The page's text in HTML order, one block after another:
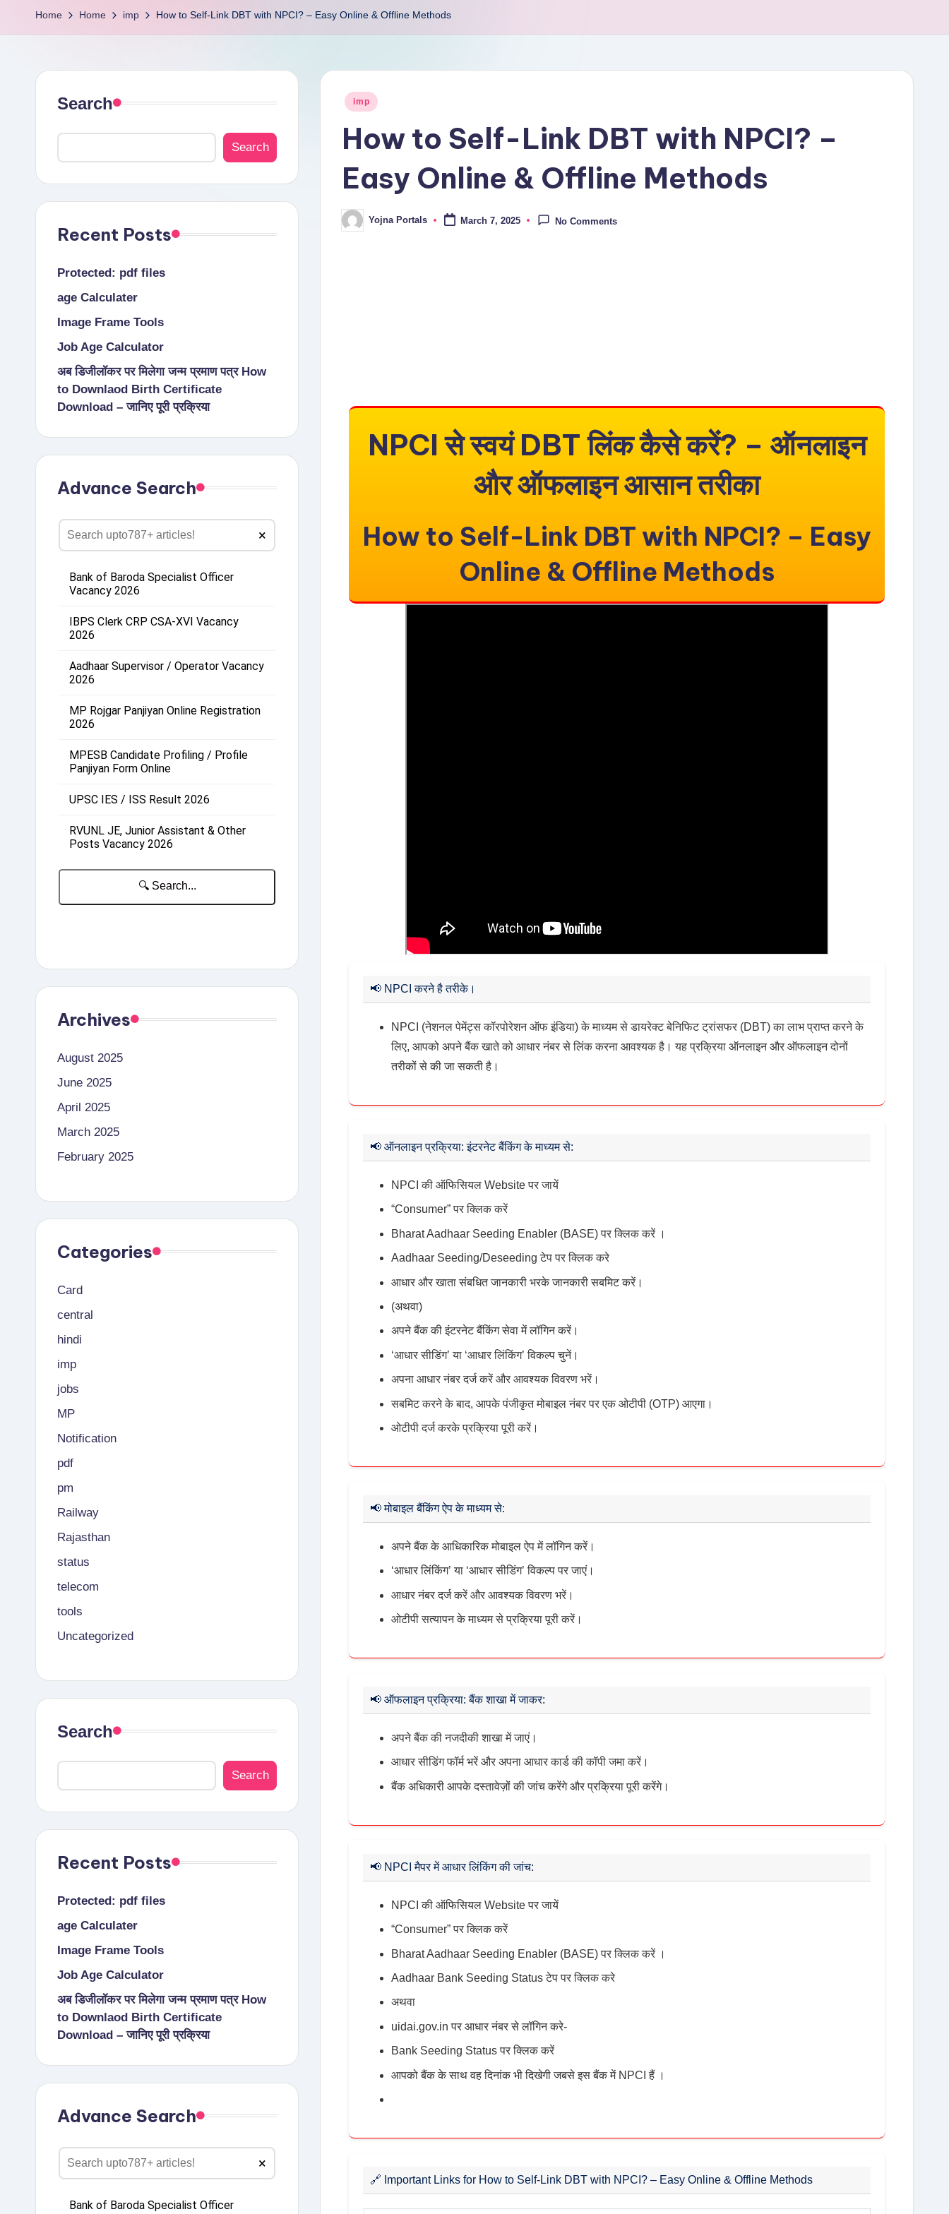
a
s
Home Home imp How to Self-Link DBT with NPCI? – Easy Online & Offline Methods
Posted
imp
How to Self-Link DBT with NPCI? –
Easy Online & Offline Methods
Posted
by
Yojna Portals March 7, 2025 No Comments
NPCI से स्वयं DBT लिंक कैसे करें? – ऑनलाइन
और ऑफलाइन आसान तरीका
How to Self-Link DBT with NPCI? – Easy
Online & Offline Methods
📢 NPCI करने है तरीके।
NPCI (नेशनल पेमेंट्स कॉरपोरेशन ऑफ इंडिया) के माध्यम से डायरेक्ट बेनिफिट ट्रांसफर (DBT) का लाभ प्राप्त करने के
लिए, आपको अपने बैंक खाते को आधार नंबर से लिंक करना आवश्यक है। यह प्रक्रिया ऑनलाइन और ऑफलाइन दोनों
तरीकों से की जा सकती है।
📢 ऑनलाइन प्रक्रिया: इंटरनेट बैंकिंग के माध्यम से:
NPCI की ऑफिसियल Website पर जायें
“Consumer” पर क्लिक करें
Bharat Aadhaar Seeding Enabler (BASE) पर क्लिक करें ।
Aadhaar Seeding/Deseeding टेप पर क्लिक करे
आधार और खाता संबधित जानकारी भरके जानकारी सबमिट करें।
(अथवा)
अपने बैंक की इंटरनेट बैंकिंग सेवा में लॉगिन करें।
‘आधार सीडिंग’ या ‘आधार लिंकिंग’ विकल्प चुनें।
अपना आधार नंबर दर्ज करें और आवश्यक विवरण भरें।
सबमिट करने के बाद, आपके पंजीकृत मोबाइल नंबर पर एक ओटीपी (OTP) आएगा।
ओटीपी दर्ज करके प्रक्रिया पूरी करें।
📢मोबाइल बैंकिंग ऐप के माध्यम से:
अपने बैंक के आधिकारिक मोबाइल ऐप में लॉगिन करें।
‘आधार लिंकिंग’ या ‘आधार सीडिंग’ विकल्प पर जाएं।
आधार नंबर दर्ज करें और आवश्यक विवरण भरें।
ओटीपी सत्यापन के माध्यम से प्रक्रिया पूरी करें।
📢 ऑफलाइन प्रक्रिया: बैंक शाखा में जाकर:
अपने बैंक की नजदीकी शाखा में जाएं।
आधार सीडिंग फॉर्म भरें और अपना आधार कार्ड की कॉपी जमा करें।
बैंक अधिकारी आपके दस्तावेज़ों की जांच करेंगे और प्रक्रिया पूरी करेंगे।
📢 NPCI मैपर में आधार लिंकिंग की जांच:
NPCI की ऑफिसियल Website पर जायें
“Consumer” पर क्लिक करें
Bharat Aadhaar Seeding Enabler (BASE) पर क्लिक करें ।
Aadhaar Bank Seeding Status टेप पर क्लिक करे
अथवा
uidai.gov.in पर आधार नंबर से लॉगिन करे-
Bank Seeding Status पर क्लिक करें
आपको बैंक के साथ वह दिनांक भी दिखेगी जबसे इस बैंक में NPCI हैं ।
🔗 Important Links for How to Self-Link DBT with NPCI? – Easy Online & Offline Methods
Search
Search
Recent Posts
Protected: pdf files
age Calculater
Image Frame Tools
Job Age Calculator
अब डिजीलॉकर पर मिलेगा जन्म प्रमाण पत्र How
to Downlaod Birth Certificate
Download – जानिए पूरी प्रक्रिया
Advance Search
Archives
August 2025
June 2025
April 2025
March 2025
February 2025
Categories
Card
central
hindi
imp
jobs
MP
Notification
pdf
pm
Railway
Rajasthan
status
telecom
tools
Uncategorized
Search
Search
Recent Posts
Protected: pdf files
age Calculater
Image Frame Tools
Job Age Calculator
अब डिजीलॉकर पर मिलेगा जन्म प्रमाण पत्र How
to Downlaod Birth Certificate
Download – जानिए पूरी प्रक्रिया
Advance Search